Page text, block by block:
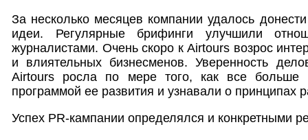
За несколько месяцев компании удалось
идеи. Регулярные брифинги улучшили
журналистами. Очень скоро к Airtours возрос
и влиятельных бизнесменов. Уверенность
Airtours росла по мере того, как все больше
программой ее развития и узнавали о принципах
Успех PR-кампании определялся и конкретными